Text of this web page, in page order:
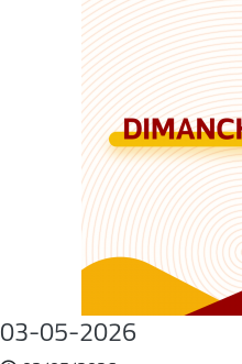
03-05-2026